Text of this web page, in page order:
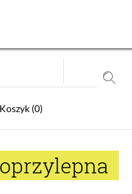
Koszyk (0)